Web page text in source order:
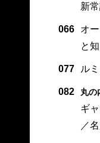
新
066
オ
と
077 ル
082 丸の
ギ
／